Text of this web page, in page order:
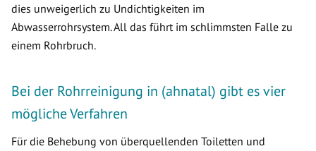
dies unweigerlich zu Undichtigkeiten im
Abwasserrohrsystem. All das führt im schlimmsten Falle zu
einem Rohrbruch.
Bei der Rohrreinigung in (ahnatal) gibt es vier
mögliche Verfahren
Für die Behebung von überquellenden Toiletten und